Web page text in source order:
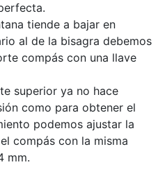
tiende a bajar en
al de la bisagra debemos
compás con una llave
superior ya no hace
como para obtener el
podemos ajustar la
compás con la misma
mm.